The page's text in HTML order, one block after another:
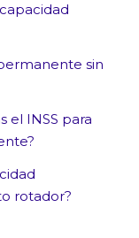
sin
el INSS para
rotador?